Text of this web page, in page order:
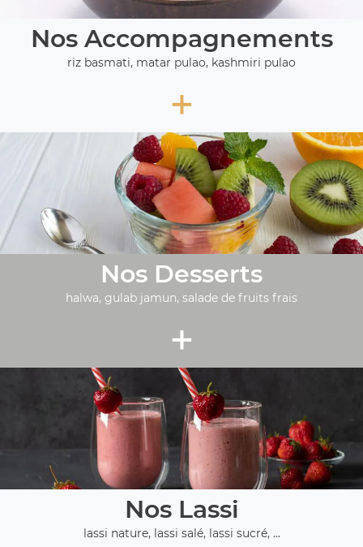
Nos Accompagnements
riz basmati, matar pulao, kashmiri pulao
+
Nos Desserts
halwa, gulab jamun, salade de fruits frais
+
Nos Lassi
lassi nature, lassi salé, lassi sucré, ...